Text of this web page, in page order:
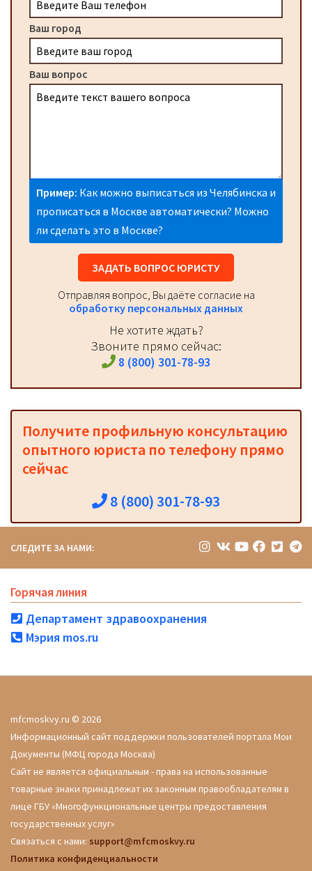
Ваш город
Ваш вопрос
Пример: Как можно выписаться из Челябинска и
прописаться в Москве автоматически? Можно
ли сделать это в Москве?
ЗАДАТЬ ВОПРОС ЮРИСТУ
Отправляя вопрос, Вы даёте согласие на
обработку персональных данных
Не хотите ждать?
Звоните прямо сейчас:
8 (800) 301-78-93
Получите профильную консультацию
опытного юриста по телефону прямо
сейчас
8 (800) 301-78-93
СЛЕДИТЕ ЗА НАМИ:
Горячая линия
Департамент здравоохранения
Мэрия mos.ru
mfcmoskvy.ru © 2026
Информационный сайт поддержки пользователей портала Мои
Документы (МФЦ города Москва)
Сайт не является официальным - права на использованные
товарные знаки принадлежат их законным правообладателям в
лице ГБУ «Многофункциональные центры предоставления
государственных услуг»
Связаться с нами: support@mfcmoskvy.ru
Политика конфиденциальности